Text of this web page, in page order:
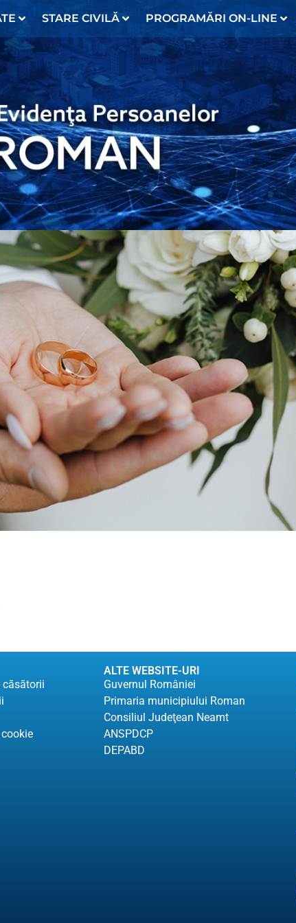
STARE CIVILĂ PROGRAMĂRI ON-LINE
căsătorii
ALTE WEBSITE-URI
Guvernul României
Primaria municipiului Roman
Consiliul Judeţean Neamt
ANSPDCP
DEPABD